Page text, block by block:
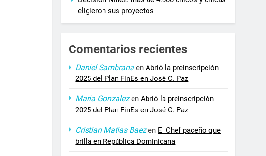
eligieron sus proyectos
Comentarios recientes
Daniel Sambrana enAbrió la preinscripción
2025 del Plan FinEs en José C. Paz
Maria GonzalezenAbrió la preinscripción
2025 del Plan FinEs en José C. Paz
Cristian Matias Baezen El Chef paceño que
brilla en República Dominicana